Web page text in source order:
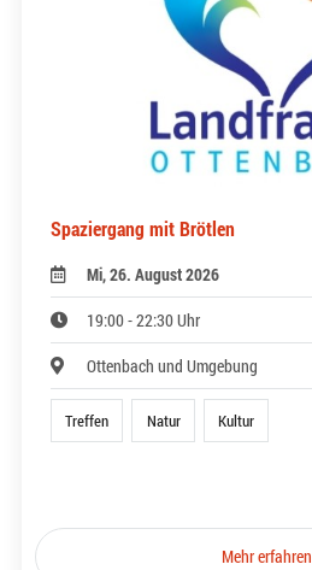
Spaziergang mit Brötlen
Mi, 26. August 2026
19:00 - 22:30 Uhr
Ottenbach und Umgebung
Treffen Natur Kultur
Mehr erfahren